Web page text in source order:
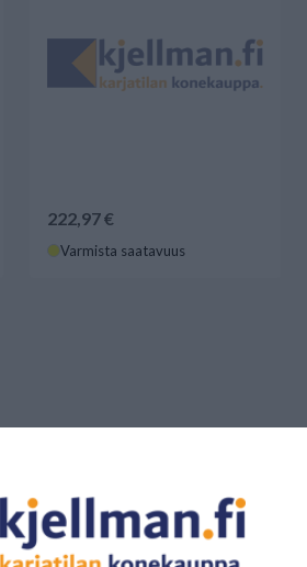
222,97 €
Varmista saatavuus